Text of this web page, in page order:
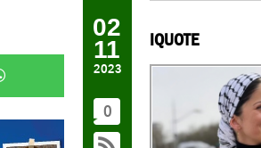
02
11
2023
0
IQUOTE